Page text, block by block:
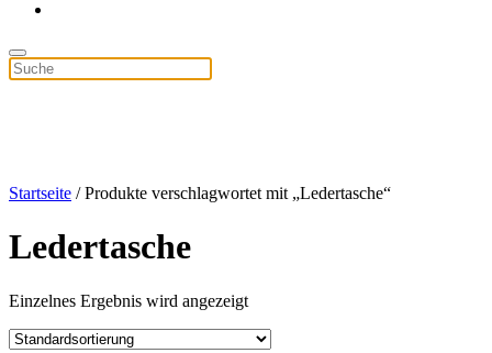
Startseite / Produkte verschlagwortet mit „Ledertasche“
Ledertasche
Einzelnes Ergebnis wird angezeigt